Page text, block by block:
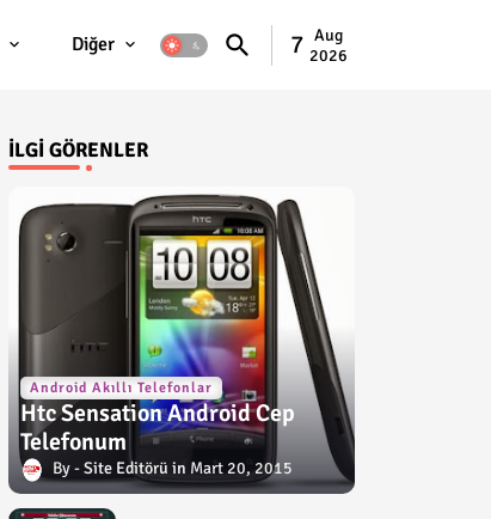
Diğer 7 Aug
2026
İLGI GÖRENLER
Android Akıllı Telefonlar
Htc Sensation Android Cep
Telefonum
Site Editörü Mart 20, 2015